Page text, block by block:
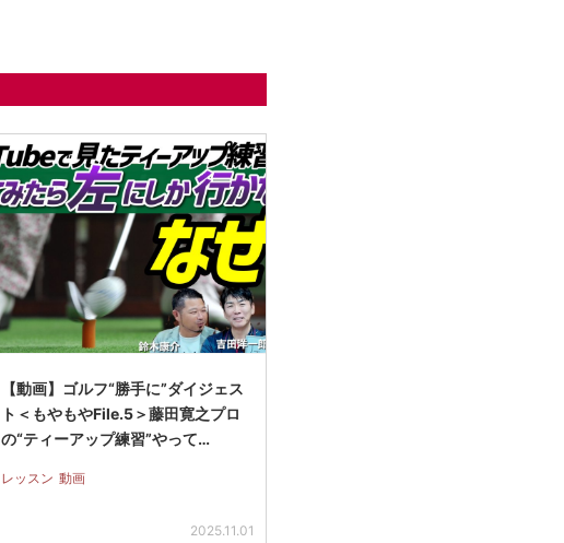
【動画】ゴルフ“勝手に”ダイジェス
ト＜もやもやFile.5＞藤田寛之プロ
の“ティーアップ練習”やって…
レッスン 動画
2025.11.01